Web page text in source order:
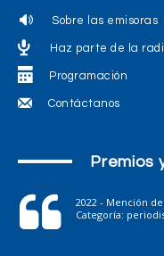
Sobre las emisoras
Haz parte de la
Programación
Contáctanos
Premios
2022 - Mención
Categoría: